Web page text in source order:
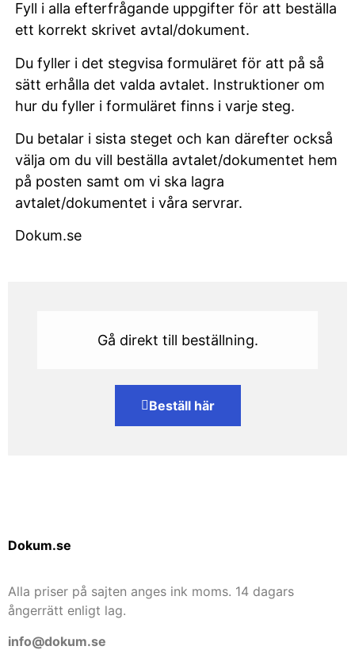
Fyll i alla efterfrågande uppgifter för att beställa
ett korrekt skrivet avtal/dokument.
Du fyller i det stegvisa formuläret för att på så
sätt erhålla det valda avtalet. Instruktioner om
hur du fyller i formuläret finns i varje steg.
Du betalar i sista steget och kan därefter också
välja om du vill beställa avtalet/dokumentet hem
på posten samt om vi ska lagra
avtalet/dokumentet i våra servrar.
Dokum.se
Gå direkt till beställning.
Beställ här
Dokum.se
Alla priser på sajten anges ink moms. 14 dagars
ångerrätt enligt lag.
info@dokum.se